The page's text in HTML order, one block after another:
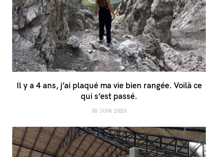
Il y a 4 ans, j’ai plaqué ma vie bien rangée. Voilà ce
qui s’est passé.
30 JUIN 2026